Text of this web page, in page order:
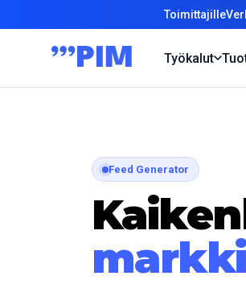
Toimittajille
Työkalut
Feed Generator